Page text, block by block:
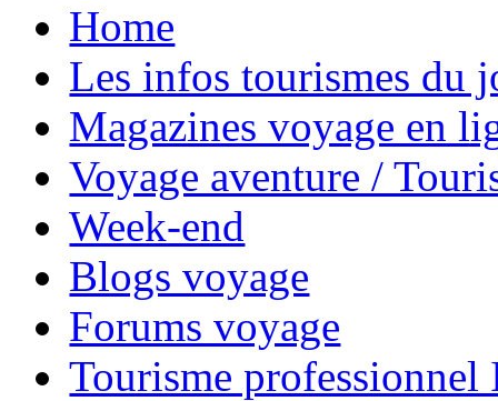
Home
Les infos tourismes du
Magazines voyage en
Voyage aventure /
Week-end
Blogs voyage
Forums voyage
Tourisme